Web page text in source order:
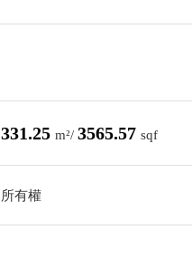
331.25 m²/ 3565.57 sqf
所有權